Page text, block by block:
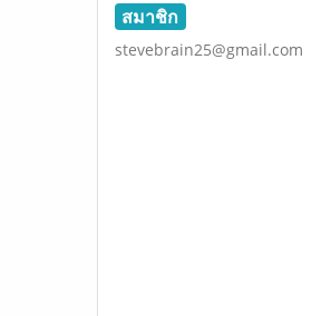
สมาชิก
stevebrain25@gmail.com